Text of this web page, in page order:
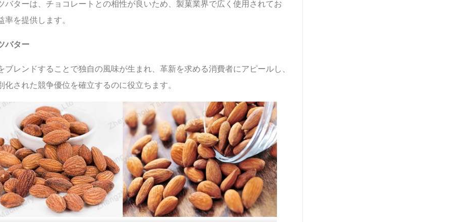
バターは、チョコレートとの相性が良いため、製菓業界で広く使用されてお
率を提供します。
バター
ブレンドすることで独自の風味が生まれ、革新を求める消費者にアピールし、
化された競争優位を確立するのに役立ちます。